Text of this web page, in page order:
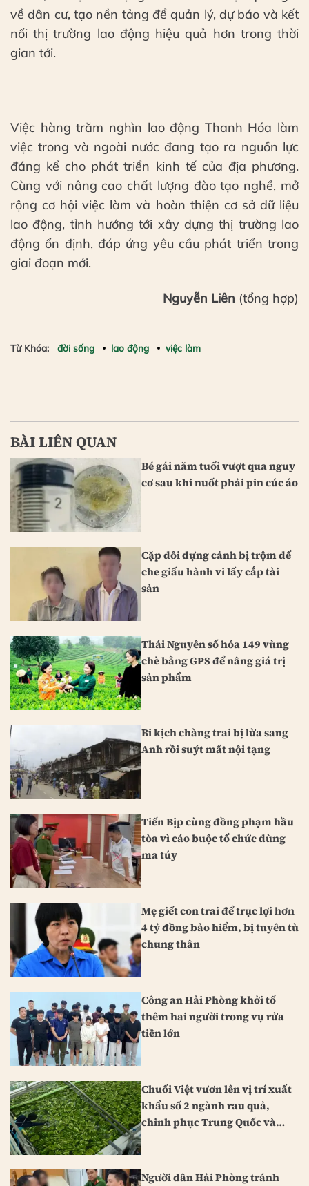
về dân cư, tạo nền tảng để quản lý, dự báo và kết
nối thị trường lao động hiệu quả hơn trong thời
gian tới.
Việc hàng trăm nghìn lao động Thanh Hóa làm
việc trong và ngoài nước đang tạo ra nguồn lực
đáng kể cho phát triển kinh tế của địa phương.
Cùng với nâng cao chất lượng đào tạo nghề, mở
rộng cơ hội việc làm và hoàn thiện cơ sở dữ liệu
lao động, tỉnh hướng tới xây dựng thị trường lao
động ổn định, đáp ứng yêu cầu phát triển trong
giai đoạn mới.
Nguyễn Liên (tổng hợp)
Từ Khóa: đời sống lao động việc làm
BÀI LIÊN QUAN
Bé gái năm tuổi vượt qua nguy
cơ sau khi nuốt phải pin cúc áo
Cặp đôi dựng cảnh bị trộm để
che giấu hành vi lấy cắp tài
sản
Thái Nguyên số hóa 149 vùng
chè bằng GPS để nâng giá trị
sản phẩm
Bi kịch chàng trai bị lừa sang
Anh rồi suýt mất nội tạng
Tiến Bịp cùng đồng phạm hầu
tòa vì cáo buộc tổ chức dùng
ma túy
Mẹ giết con trai để trục lợi hơn
4 tỷ đồng bảo hiểm, bị tuyên tù
chung thân
Công an Hải Phòng khởi tố
thêm hai người trong vụ rửa
tiền lớn
Chuối Việt vươn lên vị trí xuất
khẩu số 2 ngành rau quả,
chinh phục Trung Quốc và
Người dân Hải Phòng tránh